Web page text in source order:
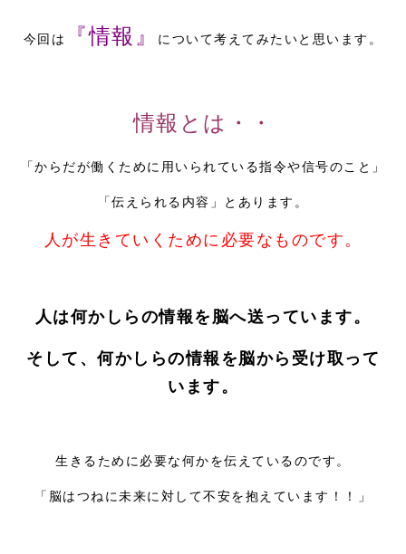
今回は 『情報』 について考えてみたいと思います。
情報とは・・
「からだが働くために用いられている指令や信号のこと」
「伝えられる内容」とあります。
人が生きていくために必要なものです。
人は何かしらの情報を脳へ送っています。
そして、何かしらの情報を脳から受け取って
います。
生きるために必要な何かを伝えているのです。
「脳はつねに未来に対して不安を抱えています！！」